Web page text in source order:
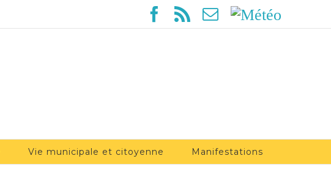
Facebook
Rss Email
Météo
Vie municipale et citoyenne Manifestations